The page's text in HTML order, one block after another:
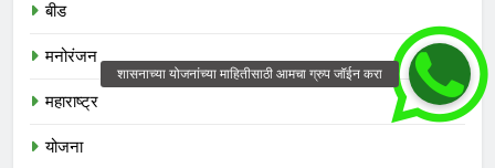
बीड
मनोरंजन
महाराष्ट्र
योजना